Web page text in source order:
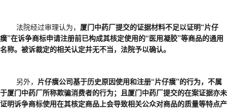
法院经过审理认为， 厦门中药厂提交的证据材料不足以证明“片仔
癀”在诉争商标申请注册前已构成其核定使用的“医用凝胶”等商品的通用
名称。被诉裁定的相关认定并无不当，法院予以确认。
另外， 片仔癀公司基于历史原因使用和注册“片仔癀”的行为，不属
于厦门中药厂所称欺骗消费者的行为；且厦门中药厂提交的在案证据亦未
证明诉争商标使用在其核定商品上会导致相关公众对商品的质量等特点产